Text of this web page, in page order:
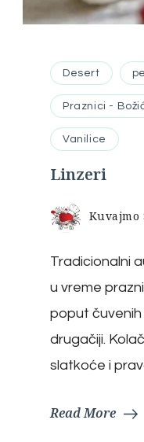
Desert
Praznici -
Vanilice
Linzeri
Kuvajmo
Tradicionalni
u vreme
poput čuvenih
drugačiji.
slatkoće i
Read More